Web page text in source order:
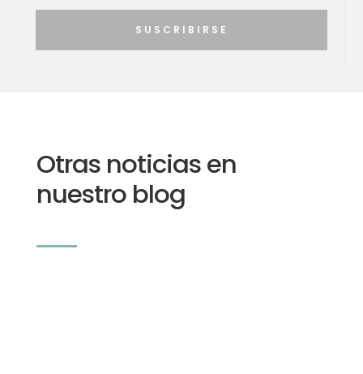
SUSCRIBIRSE
Otras noticias en
nuestro blog